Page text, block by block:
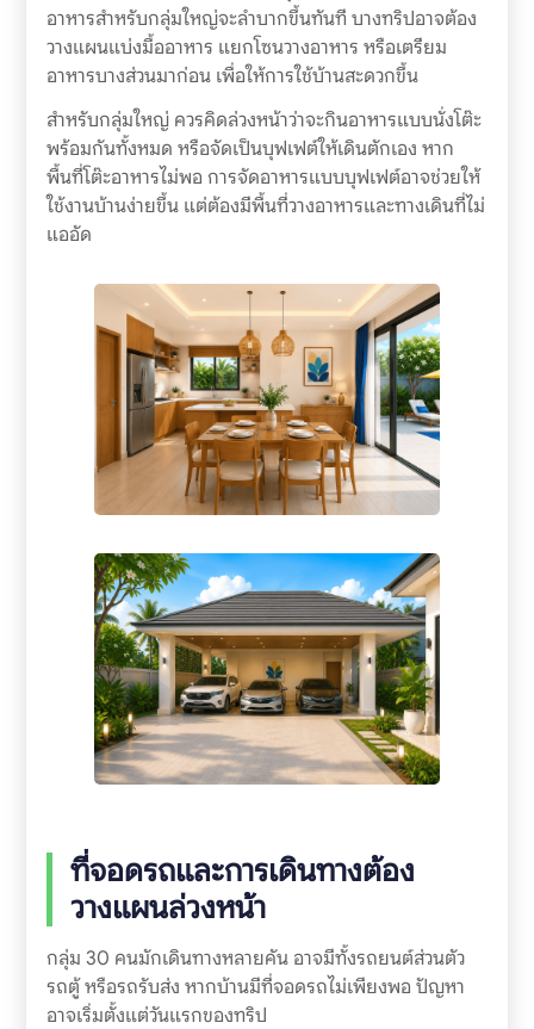
อาหารสำหรับกลุ่มใหญ่จะลำบากขึ้นทันที บางทริปอาจต้อง
วางแผนแบ่งมื้ออาหาร แยกโซนวางอาหาร หรือเตรียม
อาหารบางส่วนมาก่อน เพื่อให้การใช้บ้านสะดวกขึ้น
สำหรับกลุ่มใหญ่ ควรคิดล่วงหน้าว่าจะกินอาหารแบบนั่งโต๊ะ
พร้อมกันทั้งหมด หรือจัดเป็นบุฟเฟต์ให้เดินตักเอง หาก
พื้นที่โต๊ะอาหารไม่พอ การจัดอาหารแบบบุฟเฟต์อาจช่วยให้
ใช้งานบ้านง่ายขึ้น แต่ต้องมีพื้นที่วางอาหารและทางเดินที่ไม่
แออัด
ที่จอดรถและการเดินทางต้อง
วางแผนล่วงหน้า
กลุ่ม 30 คนมักเดินทางหลายคัน อาจมีทั้งรถยนต์ส่วนตัว
รถตู้ หรือรถรับส่ง หากบ้านมีที่จอดรถไม่เพียงพอ ปัญหา
อาจเริ่มตั้งแต่วันแรกของทริป